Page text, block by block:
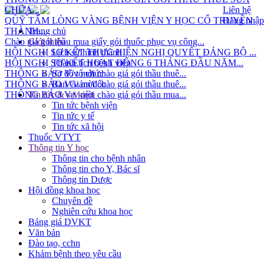
Liên hệ
Đăng nhập
Trang chủ
Giới thiệu
Lịch sử hình thành
Thành tích bệnh viện
Sơ đồ tổ chức
Ban Giám đốc
Tin tức & sự kiện
Tin tức bệnh viện
Tin tức y tế
Tin tức xã hội
Thuốc VTYT
Thông tin Y học
Thông tin cho bệnh nhân
Thông tin cho Y, Bác sĩ
Thông tin Dược
Hội đồng khoa học
Chuyên đề
Nghiên cứu khoa học
Bảng giá DVKT
Văn bản
Đào tạo, cchn
Khám bệnh theo yêu cầu
CHỮA...
QUỸ TẤM LÒNG VÀNG BỆNH VIỆN Y HỌC CỔ TRUYỀN
THÀNH...
Chào giá gói thầu mua giấy gói thuốc phục vụ công...
HỘI NGHỊ SƠ KẾT THỰC HIỆN NGHỊ QUYẾT ĐẢNG BỘ ...
HỘI NGHỊ SƠ KẾT HOẠT ĐỘNG 6 THÁNG ĐẦU NĂM...
THÔNG BÁO V/v mời chào giá gói thầu thuê...
THÔNG BÁO V/v mời chào giá gói thầu thuê...
THÔNG BÁO V/v mời chào giá gói thầu mua...